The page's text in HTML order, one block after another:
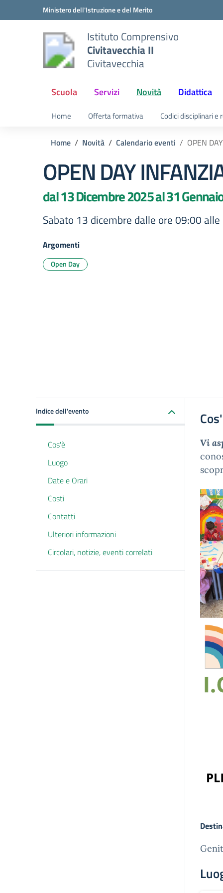
Vai ai contenuti
Vai al menu di navigazioneMinistero dell'Istruzione e del Merito
Istituto Comprensivo
Civitavecchia II
Civitavecchia
Scuola Servizi Novità Didattica
Home Offerta formativa Codici disciplinari e
Home Novità Calendario eventi OPEN
OPEN DAY
dal 13 Dicembre 2025 al 31
Sabato 13 dicembre dalle ore 09:00
Argomenti
Open Day
Indice dell'evento
Cos'è
Luogo
Date e Orari
Costi
Contatti
Ulteriori informazioni
Circolari, notizie, eventi correlati
Vi